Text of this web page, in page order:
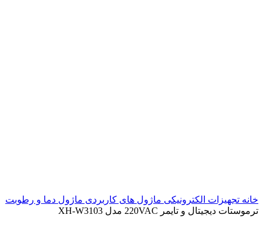
خانه تجهیزات الکترونیکی ماژول های کاربردی ماژول دما و رطوبت
ترموستات دیجیتال و تایمر 220VAC مدل XH-W3103